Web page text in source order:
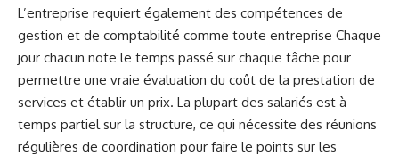
L’entreprise requiert également des compétences de
gestion et de comptabilité comme toute entreprise Chaque
jour chacun note le temps passé sur chaque tâche pour
permettre une vraie évaluation du coût de la prestation de
services et établir un prix. La plupart des salariés est à
temps partiel sur la structure, ce qui nécessite des réunions
régulières de coordination pour faire le points sur les